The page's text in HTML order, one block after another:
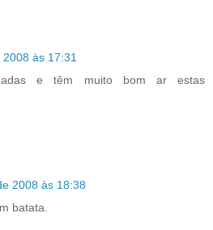
às 17:31
e têm muito bom ar estas
2008 às 18:38
batata.